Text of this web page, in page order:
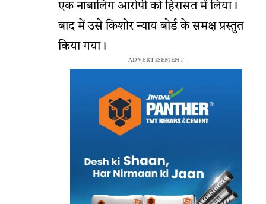
एक नाबालिग आरोपी को हिरासत में लिया।
बाद में उसे किशोर न्याय बोर्ड के समक्ष प्रस्तुत
किया गया।
- ADVERTISEMENT -